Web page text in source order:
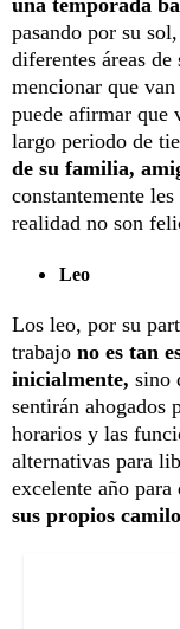
una temporada
pasando por su
diferentes áreas
mencionar que
puede afirmar que
largo periodo de
de su familia,
constantemente
realidad no son
Leo
Los leo, por su
trabajo no es tan
inicialmente, sino
sentirán ahogados
horarios y las
alternativas para
excelente año
sus propios